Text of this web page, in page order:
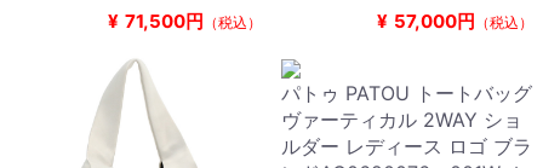
¥ 71,500円 （税込） ¥ 57,000円 （税込）
パトゥ PATOU トートバッグ
ヴァーティカル 2WAY ショ
ルダー レディース ロゴ ブラ